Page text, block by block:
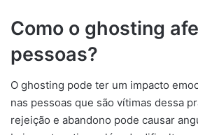
Como o ghosting
pessoas?
O ghosting pode ter um impacto
nas pessoas que são vítimas dessa
rejeição e abandono pode causar